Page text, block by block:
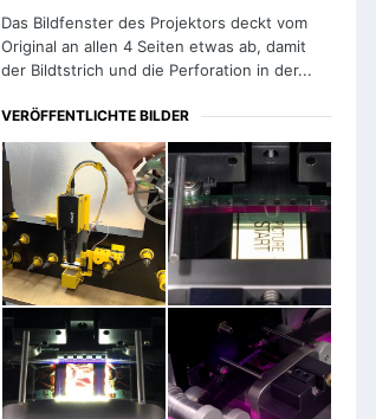
Das Bildfenster des Projektors deckt vom
Original an allen 4 Seiten etwas ab, damit
der Bildtstrich und die Perforation in der...
VERÖFFENTLICHTE BILDER